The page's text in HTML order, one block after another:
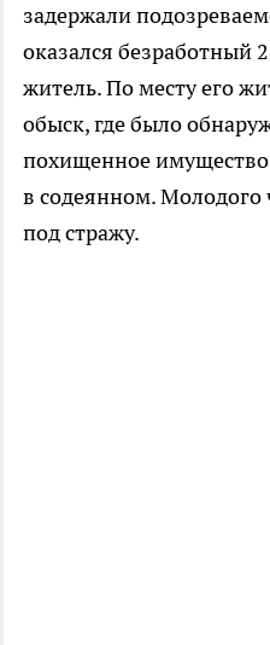
задержали
оказался безработный
житель. По месту его
обыск, где было
похищенное
в содеянном. Молодого
под стражу.